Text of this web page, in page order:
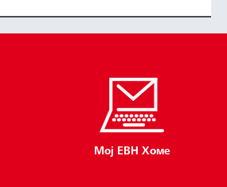
Мој ЕВН Хоме